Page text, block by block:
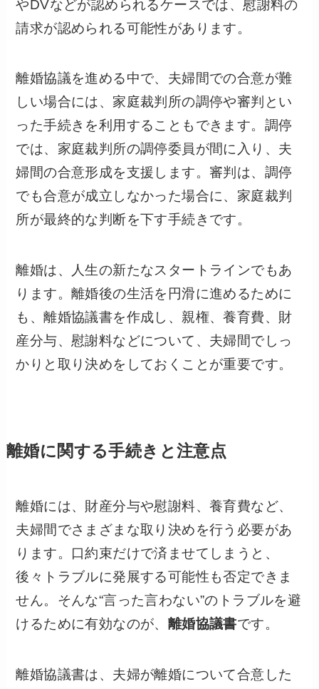
やDVなどが認められるケースでは、慰謝料の
請求が認められる可能性があります。
離婚協議を進める中で、夫婦間での合意が難
しい場合には、家庭裁判所の調停や審判とい
った手続きを利用することもできます。調停
では、家庭裁判所の調停委員が間に入り、夫
婦間の合意形成を支援します。審判は、調停
でも合意が成立しなかった場合に、家庭裁判
所が最終的な判断を下す手続きです。
離婚は、人生の新たなスタートラインでもあ
ります。離婚後の生活を円滑に進めるために
も、離婚協議書を作成し、親権、養育費、財
産分与、慰謝料などについて、夫婦間でしっ
かりと取り決めをしておくことが重要です。
離婚に関する手続きと注意点
離婚には、財産分与や慰謝料、養育費など、
夫婦間でさまざまな取り決めを行う必要があ
ります。口約束だけで済ませてしまうと、
後々トラブルに発展する可能性も否定できま
せん。そんな“言った言わない”のトラブルを避
けるために有効なのが、 離婚協議書です。
離婚協議書は、夫婦が離婚について合意した